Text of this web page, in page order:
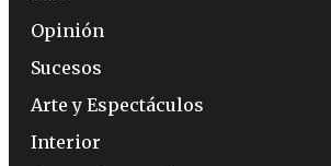
Opinión
Sucesos
Arte y Espectáculos
Interior